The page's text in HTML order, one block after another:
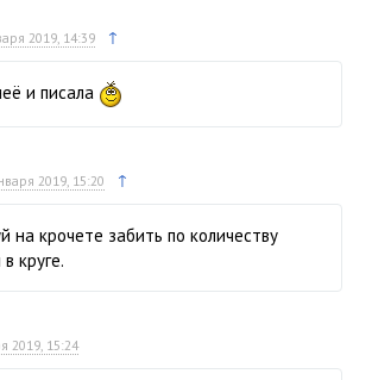
2019, 14:39 ↑
и писала
2019, 15:20 ↑
на крочете забить по количеству
круге.
2019, 15:24